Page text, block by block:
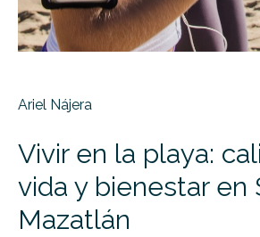
Ariel Nájera
Vivir en la playa:
vida y bienestar en
Mazatlán